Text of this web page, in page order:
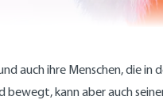
auch ihre Menschen, die
kann aber auch